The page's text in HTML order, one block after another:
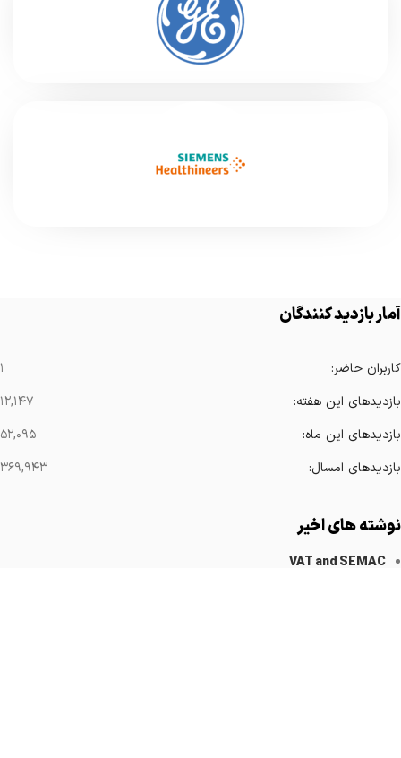
آمار بازدید کنندگان
کاربران حاضر:
۱
بازدیدهای این هفته:
۱۲,۱۴۷
بازدیدهای این ماه:
۵۲,۰۹۵
بازدیدهای امسال:
۳۶۹,۹۴۳
نوشته های اخیر
VAT and SEMAC